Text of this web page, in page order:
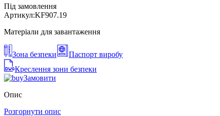
Під замовлення
Артикул:KF907.19
Матеріали для завантаження
Зона безпеки
Паспорт виробу
Креслення зони безпеки
Замовити
Опис
Розгорнути опис